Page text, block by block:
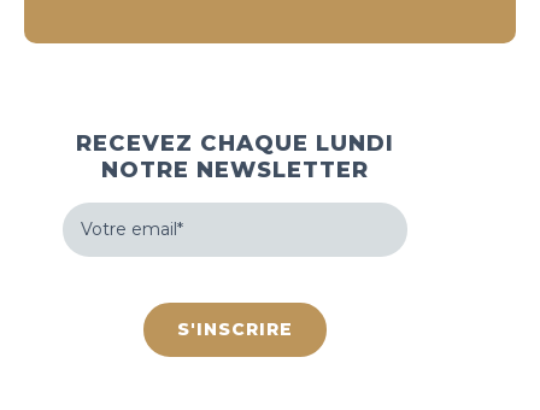
RECEVEZ CHAQUE LUNDI
NOTRE NEWSLETTER
Votre
email
(Nécessaire)